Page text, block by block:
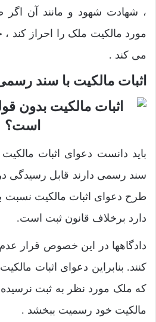
، شهادت شهود و مانند آن اگر
مورد مالکیت ملک را احراز کند
می کند .
اثبات مالکیت با سند
باید دانست دعوای اثبات
سند رسمی دارند قابل رسیدگی
طرح دعوای اثبات مالکیت
دارد برخلاف قانون ثبت است.
دادگاهها در این خصوص قرار
کنند. بنابراین دعوای اثبات
که ملک مورد نظر به ثبت نرسیده
مالکیت خود رسمیت ببخشد .